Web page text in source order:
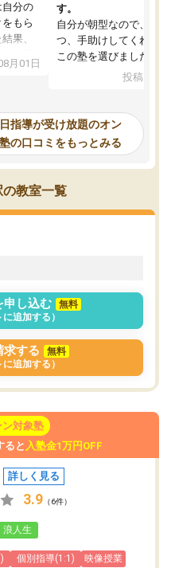
自分の
もら
果、
ず不
の経験
学習
につ
けた
進める
に勉強
いる方
。
月01日
す。
自分が朝型なので、自習
つ、手助けしてくれる設
この塾を選びました。
投稿日：
指導が受け放題のオン
の口コミをもっとみる
教室一覧
申し込む
無料
に追加する）
求する
無料
に追加する）
対象塾
ると 入塾金1万円OFF
詳しく見る
3.9 （6件）
浪人生
個別指導(1:1)
映像授業